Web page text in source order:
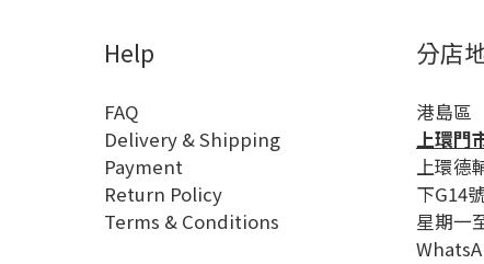
Help
FAQ
Delivery & Shipping
Payment
Return Policy
Terms & Conditions
分店
港島區
上環門
上環德
下G14
星期一